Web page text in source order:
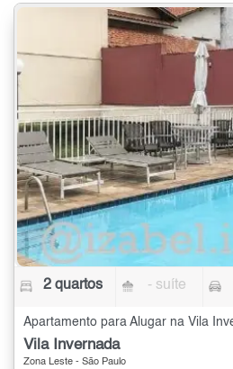
2 quartos - suíte
Vila Invernada
Zona Leste - São Paulo